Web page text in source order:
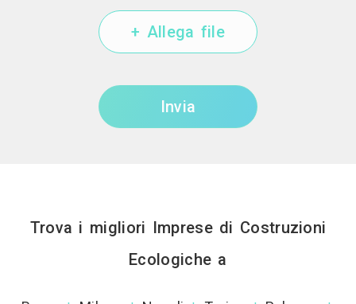
+ Allega file
Invia
Trova i migliori Imprese di Costruzioni
Ecologiche a